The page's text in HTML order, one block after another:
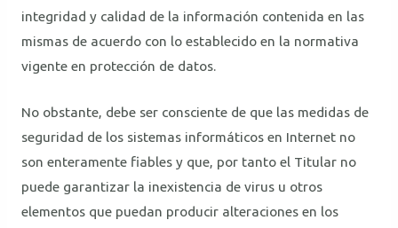
integridad y calidad de la información contenida en las
mismas de acuerdo con lo establecido en la normativa
vigente en protección de datos.
No obstante, debe ser consciente de que las medidas de
seguridad de los sistemas informáticos en Internet no
son enteramente fiables y que, por tanto el Titular no
puede garantizar la inexistencia de virus u otros
elementos que puedan producir alteraciones en los